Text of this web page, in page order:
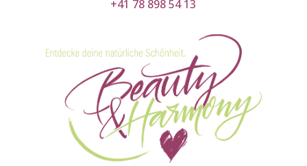
+41 78 898 54 13